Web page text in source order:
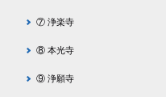
⑦ 浄楽寺
⑧ 本光寺
⑨ 浄願寺